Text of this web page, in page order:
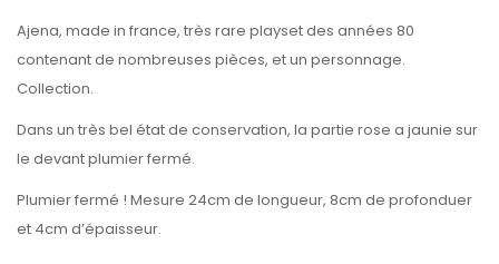
Ajena, made in france, très rare playset des années 80
contenant de nombreuses pièces, et un personnage.
Collection.
Dans un très bel état de conservation, la partie rose a jaunie sur
le devant plumier fermé.
Plumier fermé ! Mesure 24cm de longueur, 8cm de profonduer
et 4cm d’épaisseur.